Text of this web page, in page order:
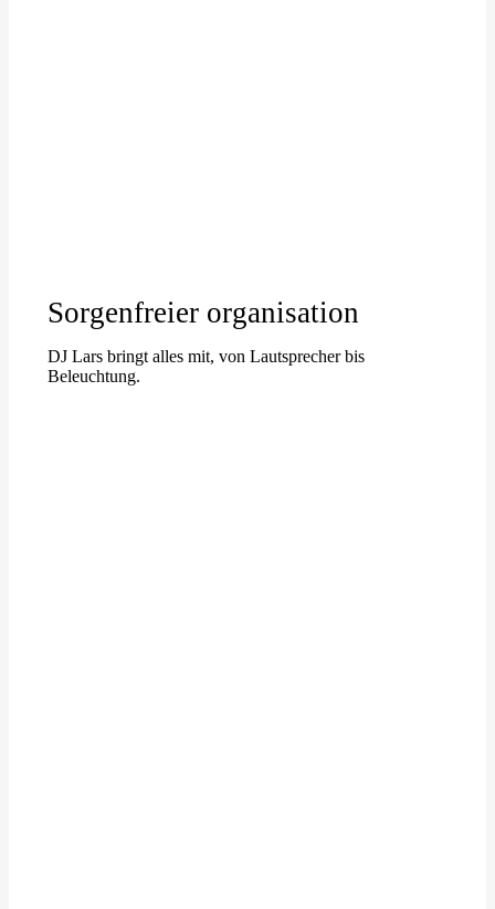
Sorgenfreier organisation
DJ Lars bringt alles mit, von Lautsprecher bis
Beleuchtung.